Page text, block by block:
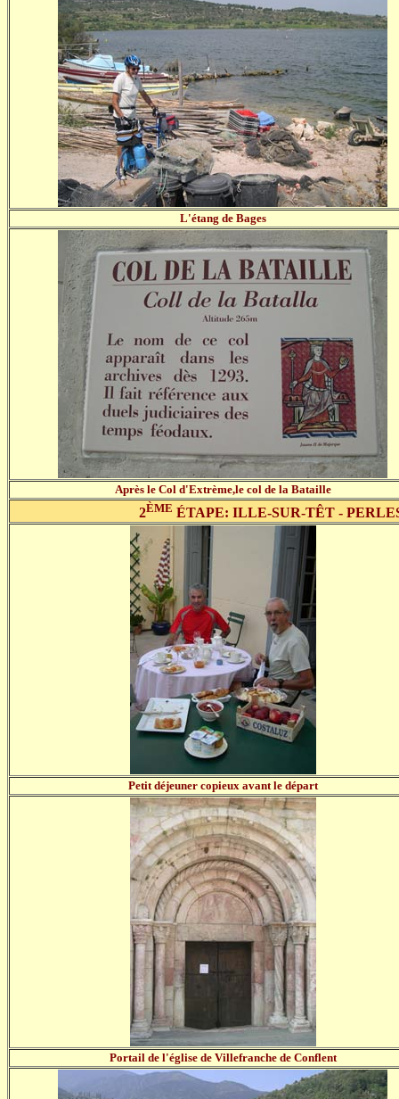
L'étang de Bages
Après le Col d'Extrème,le col de la Bataille
2ÈME ÉTAPE: ILLE-SUR-TÊT -
Petit déjeuner copieux avant le départ
Portail de l'église de Villefranche de Conflent